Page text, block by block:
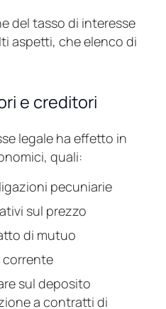
del tasso di interesse
aspetti, che elenco di
e creditori
legale ha effetto in
quali:
pecuniarie
sul prezzo
di mutuo
corrente
sul deposito
a contratti di